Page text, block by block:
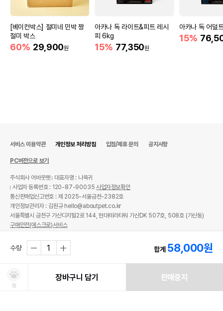
[베이컨박스] 절미네 민박 짱
절미 박스
60% 29,900원
아카나 독 라이트&피트 레시
피 6kg
15% 77,350원
아카나 독 어덜
15%
수량 합계 58,000원
찜
장바구니 담기 판매중지
서비스 이용약관 개인정보 처리방침 입점/제휴 문의 공지사항
PC버전으로 보기
주식회사 어바웃펫
대표자명 : 나옥귀
사업자 등록번호 : 120-87-90035사업자정보확인
통신판매업신고번호 : 제 2025-서울금천-2382호
개인정보관리자 : 김원규 hello@aboutpet.co.kr
서울특별시 금천구 가산디지털2로 144, 현대테라타워 가산DK 507호, 508호 (가산동)
구매안전(에스크로)서비스